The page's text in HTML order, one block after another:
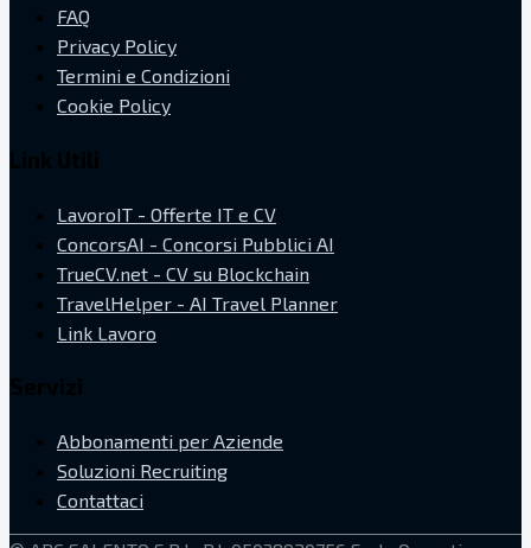
FAQ
Privacy Policy
Termini e Condizioni
Cookie Policy
LavoroIT - Offerte IT e CV
ConcorsAI - Concorsi Pubblici AI
TrueCV.net - CV su Blockchain
TravelHelper - AI Travel Planner
Link Lavoro
Abbonamenti per Aziende
Soluzioni Recruiting
Contattaci